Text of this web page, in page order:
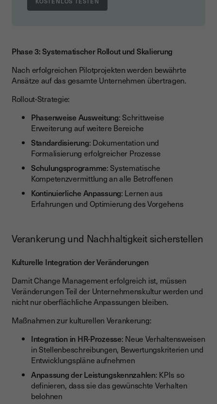
Phase 3: Systematischer Rollout und Skalierung
Nach erfolgreichen Pilotprojekten werden bewährte
Ansätze auf das gesamte Unternehmen übertragen.
Rollout-Strategie:
Phasenweise Ausweitung: Schrittweise
Erweiterung auf weitere Bereiche
Standardisierung: Dokumentation und
Formalisierung erfolgreicher Prozesse
Schulungsprogramme: Systematische
Kompetenzvermittlung an alle Betroffenen
Kontinuierliche Anpassung: Lernen aus
Erfahrungen und Optimierung des Vorgehens
Verankerung und Nachhaltigkeit sicherstellen
Kulturelle Integration der Veränderungen
Damit Change Management erfolgreich ist, müssen
Veränderungen Teil der Unternehmenskultur werden und
nicht nur oberflächliche Anpassungen bleiben.
Maßnahmen zur kulturellen Verankerung:
Integration in HR-Prozesse: Neue Verhaltensweisen
in Stellenbeschreibungen, Bewertungskriterien und
Entwicklungspläne aufnehmen
Anpassung der Leistungskennzahlen: KPIs so
definieren, dass sie das gewünschte Verhalten
belohnen